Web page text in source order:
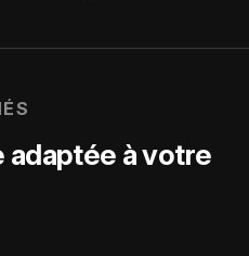
adaptée à votre